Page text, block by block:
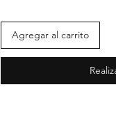
Agregar al carrito